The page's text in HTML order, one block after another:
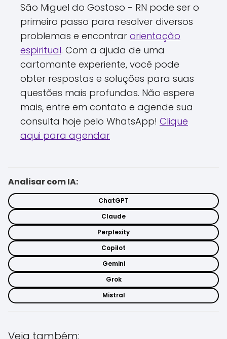
São Miguel do Gostoso - RN pode ser o
primeiro passo para resolver diversos
problemas e encontrar orientação
espiritual. Com a ajuda de uma
cartomante experiente, você pode
obter respostas e soluções para suas
questões mais profundas. Não espere
mais, entre em contato e agende sua
consulta hoje pelo WhatsApp! Clique
aqui para agendar
Analisar com IA:
ChatGPT
Claude
Perplexity
Copilot
Gemini
Grok
Mistral
Veja também: